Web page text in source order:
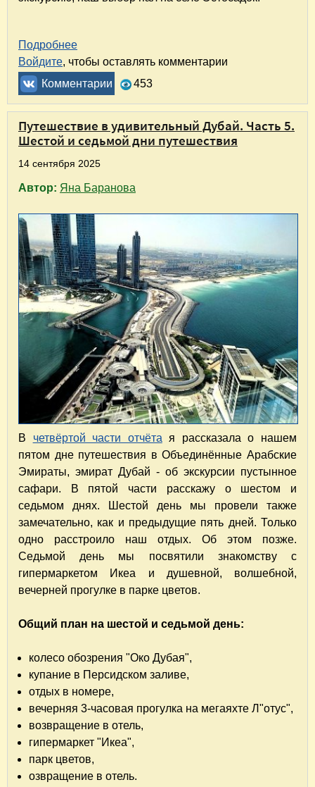
Подробнее
Войдите, чтобы оставлять комментарии
Комментарии
453
Путешествие в удивительный Дубай. Часть 5.
Шестой и седьмой дни путешествия
14 сентября 2025
Автор: Яна Баранова
В четвёртой части отчёта я рассказала о нашем
пятом дне путешествия в Объединённые Арабские
Эмираты, эмират Дубай - об экскурсии пустынное
сафари. В пятой части расскажу о шестом и
седьмом днях. Шестой день мы провели также
замечательно, как и предыдущие пять дней. Только
одно расстроило наш отдых. Об этом позже.
Седьмой день мы посвятили знакомству с
гипермаркетом Икеа и душевной, волшебной,
вечерней прогулке в парке цветов.
Общий план на шестой и седьмой день:
колесо обозрения "Око Дубая",
купание в Персидском заливе,
отдых в номере,
вечерняя 3-часовая прогулка на мегаяхте Л"отус",
возвращение в отель,
гипермаркет "Икеа",
парк цветов,
озвращение в отель.